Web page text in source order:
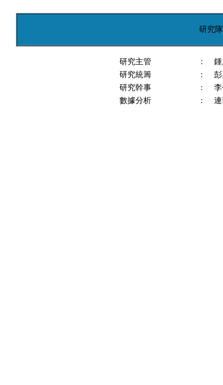
研究
研究主管 :
研究統籌
:
研究幹事
:
數據分析
: